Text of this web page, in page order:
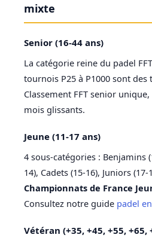
mixte
Senior (16-44 ans)
La catégorie reine du padel
tournois P25 à P1000 sont
Classement FFT senior
mois glissants.
Jeune (11-17 ans)
4 sous-catégories : Benjamins
14), Cadets (15-16), Juniors
Championnats de France
Consultez notre guide padel
Vétéran (+35, +45, +55, +65,